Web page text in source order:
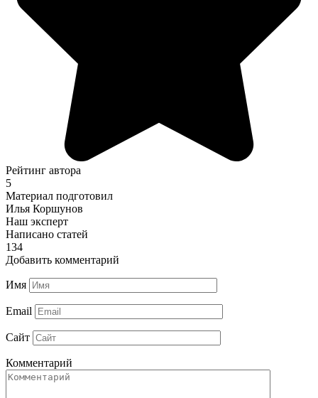
Рейтинг автора
5
Материал подготовил
Илья Коршунов
Наш эксперт
Написано статей
134
Добавить комментарий
Имя
Email
Сайт
Комментарий